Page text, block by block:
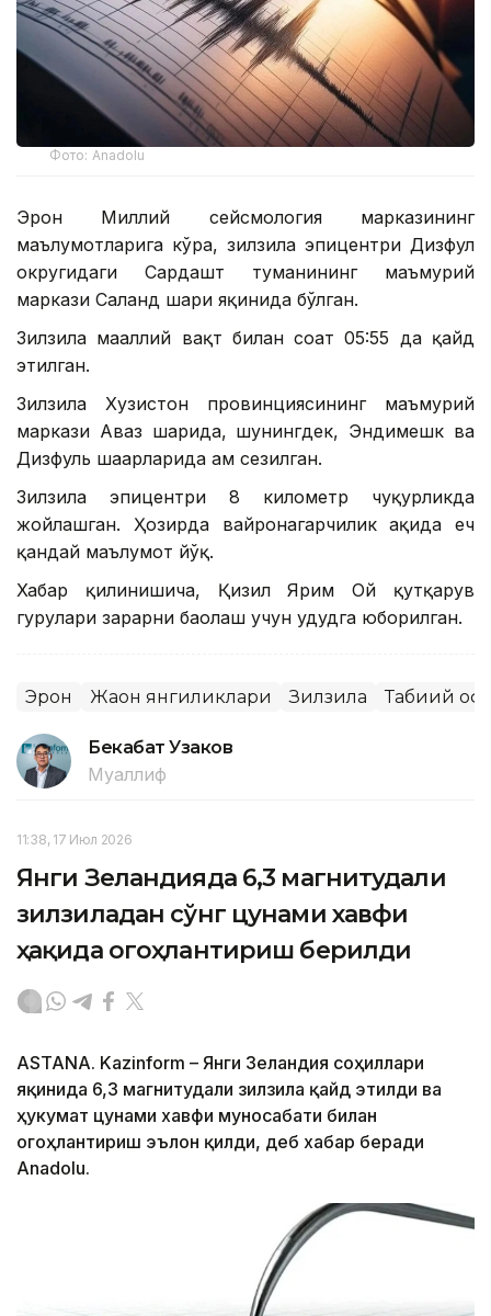
Фото: Аnadolu
Эрон Миллий сейсмология марказининг
маълумотларига кўра, зилзила эпицентри Дизфул
округидаги Сардашт туманининг маъмурий
маркази Саланд шаҳри яқинида бўлган.
Зилзила маҳаллий вақт билан соат 05:55 да қайд
этилган.
Зилзила Хузистон провинциясининг маъмурий
маркази Аҳваз шаҳрида, шунингдек, Эндимешк ва
Дизфуль шаҳарларида ҳам сезилган.
Зилзила эпицентри 8 километр чуқурликда
жойлашган. Ҳозирда вайронагарчилик ҳақида ҳеч
қандай маълумот йўқ.
Хабар қилинишича, Қизил Ярим Ой қутқарув
гуруҳлари зарарни баҳолаш учун ҳудудга юборилган.
Эрон Жаҳон янгиликлари Зилзила Табиий
Бекабат Узаков
Муаллиф
11:38, 17 Июл 2026
Янги Зеландияда 6,3 магнитудали
зилзиладан сўнг цунами хавфи
ҳақида огоҳлантириш берилди
ASTANA. Kazinform – Янги Зеландия соҳиллари
яқинида 6,3 магнитудали зилзила қайд этилди ва
ҳукумат цунами хавфи муносабати билан
огоҳлантириш эълон қилди, деб хабар беради
Anadolu.